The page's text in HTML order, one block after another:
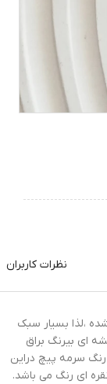
نظرات کاربران
،لذا بسیار سبک
ای بیرنگ براق
سرمه پیچ دراین
ای رنگ می باشد.